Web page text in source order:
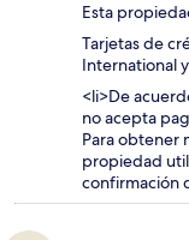
Esta
Tarjetas de
International
<li>De
no acepta
Para obtener
propiedad
confirmación